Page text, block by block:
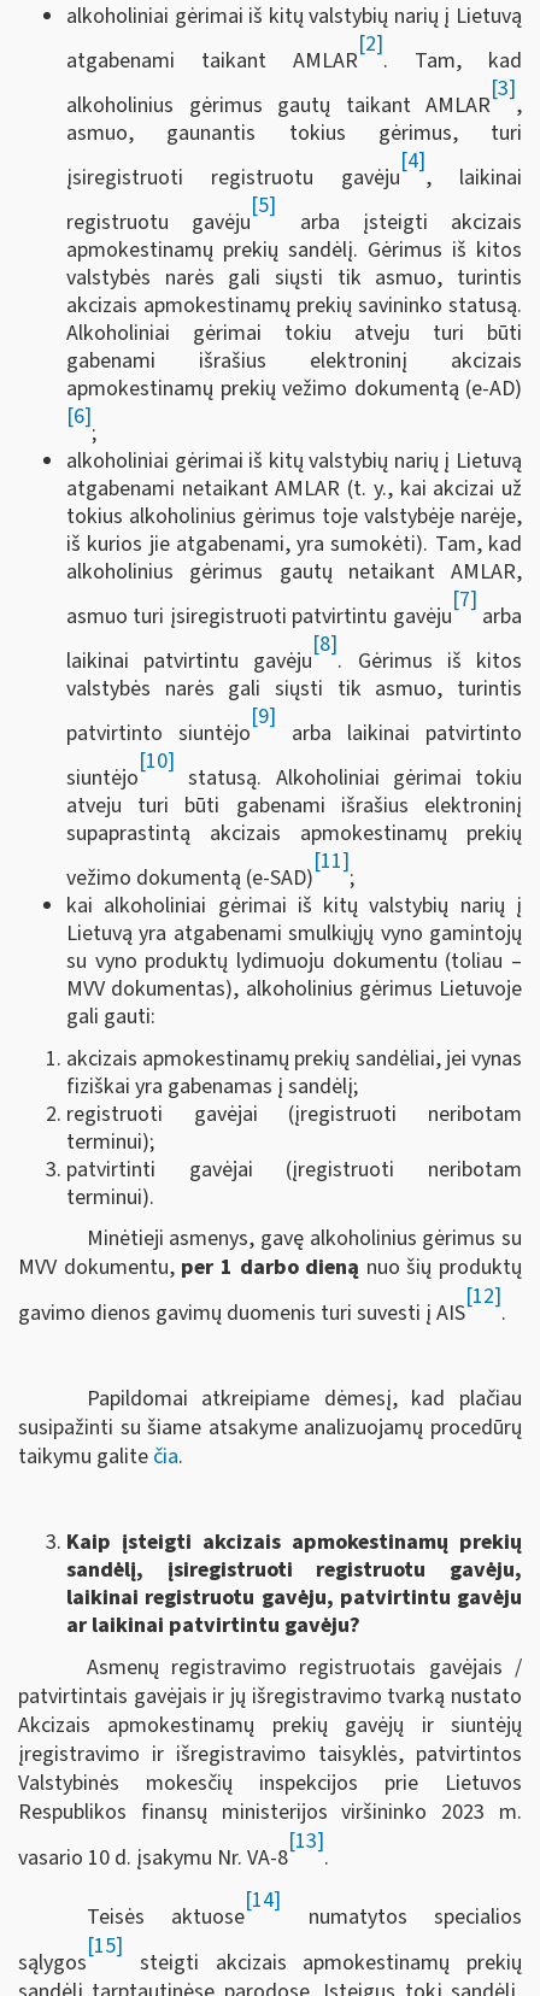
alkoholiniai gėrimai iš kitų valstybių narių į Lietuvą
atgabenami taikant AMLAR
[2]
. Tam, kad
alkoholinius gėrimus gautų taikant AMLAR
[3]
,
asmuo, gaunantis tokius gėrimus, turi
įsiregistruoti registruotu gavėju
[4]
, laikinai
registruotu gavėju
[5]
arba įsteigti akcizais
apmokestinamų prekių sandėlį. Gėrimus iš kitos
valstybės narės gali siųsti tik asmuo, turintis
akcizais apmokestinamų prekių savininko statusą.
Alkoholiniai gėrimai tokiu atveju turi būti
gabenami išrašius elektroninį akcizais
apmokestinamų prekių vežimo dokumentą (e-AD)
[6]
;
alkoholiniai gėrimai iš kitų valstybių narių į Lietuvą
atgabenami netaikant AMLAR (t. y., kai akcizai už
tokius alkoholinius gėrimus toje valstybėje narėje,
iš kurios jie atgabenami, yra sumokėti). Tam, kad
alkoholinius gėrimus gautų netaikant AMLAR,
asmuo turi įsiregistruoti patvirtintu gavėju
[7]
arba
laikinai patvirtintu gavėju
[8]
. Gėrimus iš kitos
valstybės narės gali siųsti tik asmuo, turintis
patvirtinto siuntėjo
[9]
arba laikinai patvirtinto
siuntėjo
[10]
statusą. Alkoholiniai gėrimai tokiu
atveju turi būti gabenami išrašius elektroninį
supaprastintą akcizais apmokestinamų prekių
vežimo dokumentą (e-SAD)
[11]
;
kai alkoholiniai gėrimai iš kitų valstybių narių į
Lietuvą yra atgabenami smulkiųjų vyno gamintojų
su vyno produktų lydimuoju dokumentu (toliau –
MVV dokumentas), alkoholinius gėrimus Lietuvoje
gali gauti:
akcizais apmokestinamų prekių sandėliai, jei vynas
fiziškai yra gabenamas į sandėlį;
registruoti gavėjai (įregistruoti neribotam
terminui);
patvirtinti gavėjai (įregistruoti neribotam
terminui).
Minėtieji asmenys, gavę alkoholinius gėrimus su
MVV dokumentu, per 1 darbo dieną nuo šių produktų
gavimo dienos gavimų duomenis turi suvesti į AIS
[12]
.
Papildomai atkreipiame dėmesį, kad plačiau
susipažinti su šiame atsakyme analizuojamų procedūrų
taikymu galite čia.
Kaip įsteigti akcizais apmokestinamų prekių
sandėlį, įsiregistruoti registruotu gavėju,
laikinai registruotu gavėju, patvirtintu gavėju
ar laikinai patvirtintu gavėju?
Asmenų registravimo registruotais gavėjais /
patvirtintais gavėjais ir jų išregistravimo tvarką nustato
Akcizais apmokestinamų prekių gavėjų ir siuntėjų
įregistravimo ir išregistravimo taisyklės, patvirtintos
Valstybinės mokesčių inspekcijos prie Lietuvos
Respublikos finansų ministerijos viršininko 2023 m.
vasario 10 d. įsakymu Nr. VA-8
[13]
.
Teisės aktuose
[14]
numatytos specialios
sąlygos
[15]
steigti akcizais apmokestinamų prekių